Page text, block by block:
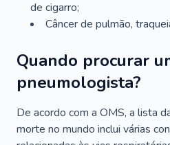
de cigarro;
Câncer de pulmão,
Quando procurar
pneumologista?
De acordo com a OMS, a lista
morte no mundo inclui várias